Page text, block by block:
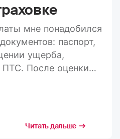
мне понадобился
паспорт,
ущерба,
После оценки
максимально
Читать дальше